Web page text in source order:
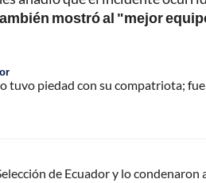
mostró al "mejor
tuvo piedad con su compatriota;
de Ecuador y lo condenaron